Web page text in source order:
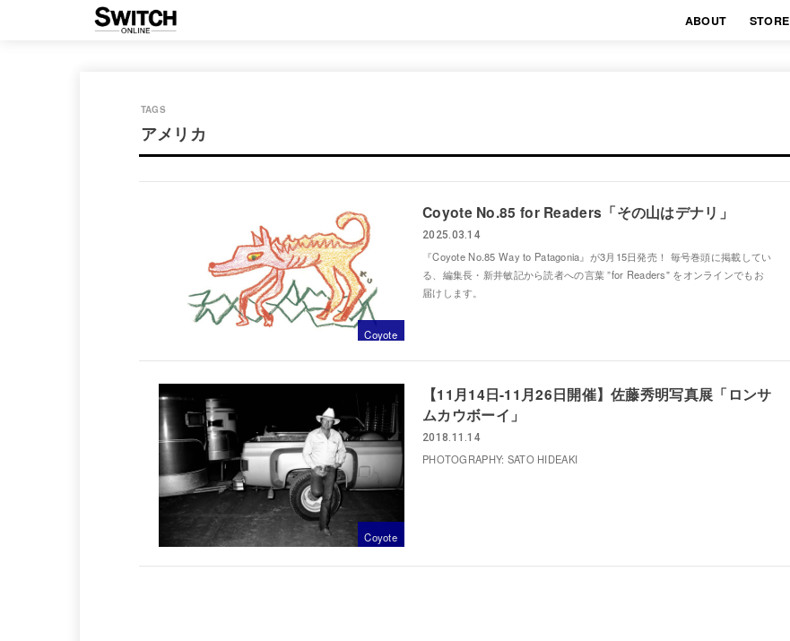
ABOUT STORE
アメリカ
Coyote
Coyote No.85 for Readers「その山はデナリ」
2025.03.14
『Coyote No.85 Way to Patagonia』が3月15日発売！ 毎号巻頭に掲載してい
る、編集長・新井敏記から読者への言葉 ”for Readers" をオンラインでもお
届けします。
Coyote
【11月14日-11月26日開催】佐藤秀明写真展「ロンサ
ムカウボーイ」
2018.11.14
PHOTOGRAPHY: SATO HIDEAKI